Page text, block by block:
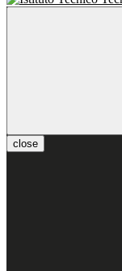
close